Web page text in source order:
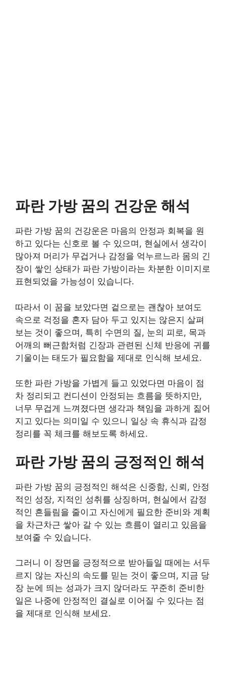
파란 가방 꿈의 건강운 해석
파란 가방 꿈의 건강운은 마음의 안정과 회복을 원
하고 있다는 신호로 볼 수 있으며, 현실에서 생각이
많아져 머리가 무겁거나 감정을 억누르느라 몸의 긴
장이 쌓인 상태가 파란 가방이라는 차분한 이미지로
표현되었을 가능성이 있습니다.
따라서 이 꿈을 보았다면 겉으로는 괜찮아 보여도
속으로 걱정을 혼자 담아 두고 있지는 않은지 살펴
보는 것이 좋으며, 특히 수면의 질, 눈의 피로, 목과
어깨의 뻐근함처럼 긴장과 관련된 신체 반응에 귀를
기울이는 태도가 필요함을 제대로 인식해 보세요.
또한 파란 가방을 가볍게 들고 있었다면 마음이 점
차 정리되고 컨디션이 안정되는 흐름을 뜻하지만,
너무 무겁게 느껴졌다면 생각과 책임을 과하게 짊어
지고 있다는 의미일 수 있으니 일상 속 휴식과 감정
정리를 꼭 체크를 해보도록 하세요.
파란 가방 꿈의 긍정적인 해석
파란 가방 꿈의 긍정적인 해석은 신중함, 신뢰, 안정
적인 성장, 지적인 성취를 상징하며, 현실에서 감정
적인 흔들림을 줄이고 자신에게 필요한 준비와 계획
을 차근차근 쌓아 갈 수 있는 흐름이 열리고 있음을
보여줄 수 있습니다.
그러니 이 장면을 긍정적으로 받아들일 때에는 서두
르지 않는 자신의 속도를 믿는 것이 좋으며, 지금 당
장 눈에 띄는 성과가 크지 않더라도 꾸준히 준비한
일은 나중에 안정적인 결실로 이어질 수 있다는 점
을 제대로 인식해 보세요.